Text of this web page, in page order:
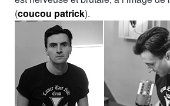
(coucou patrick).